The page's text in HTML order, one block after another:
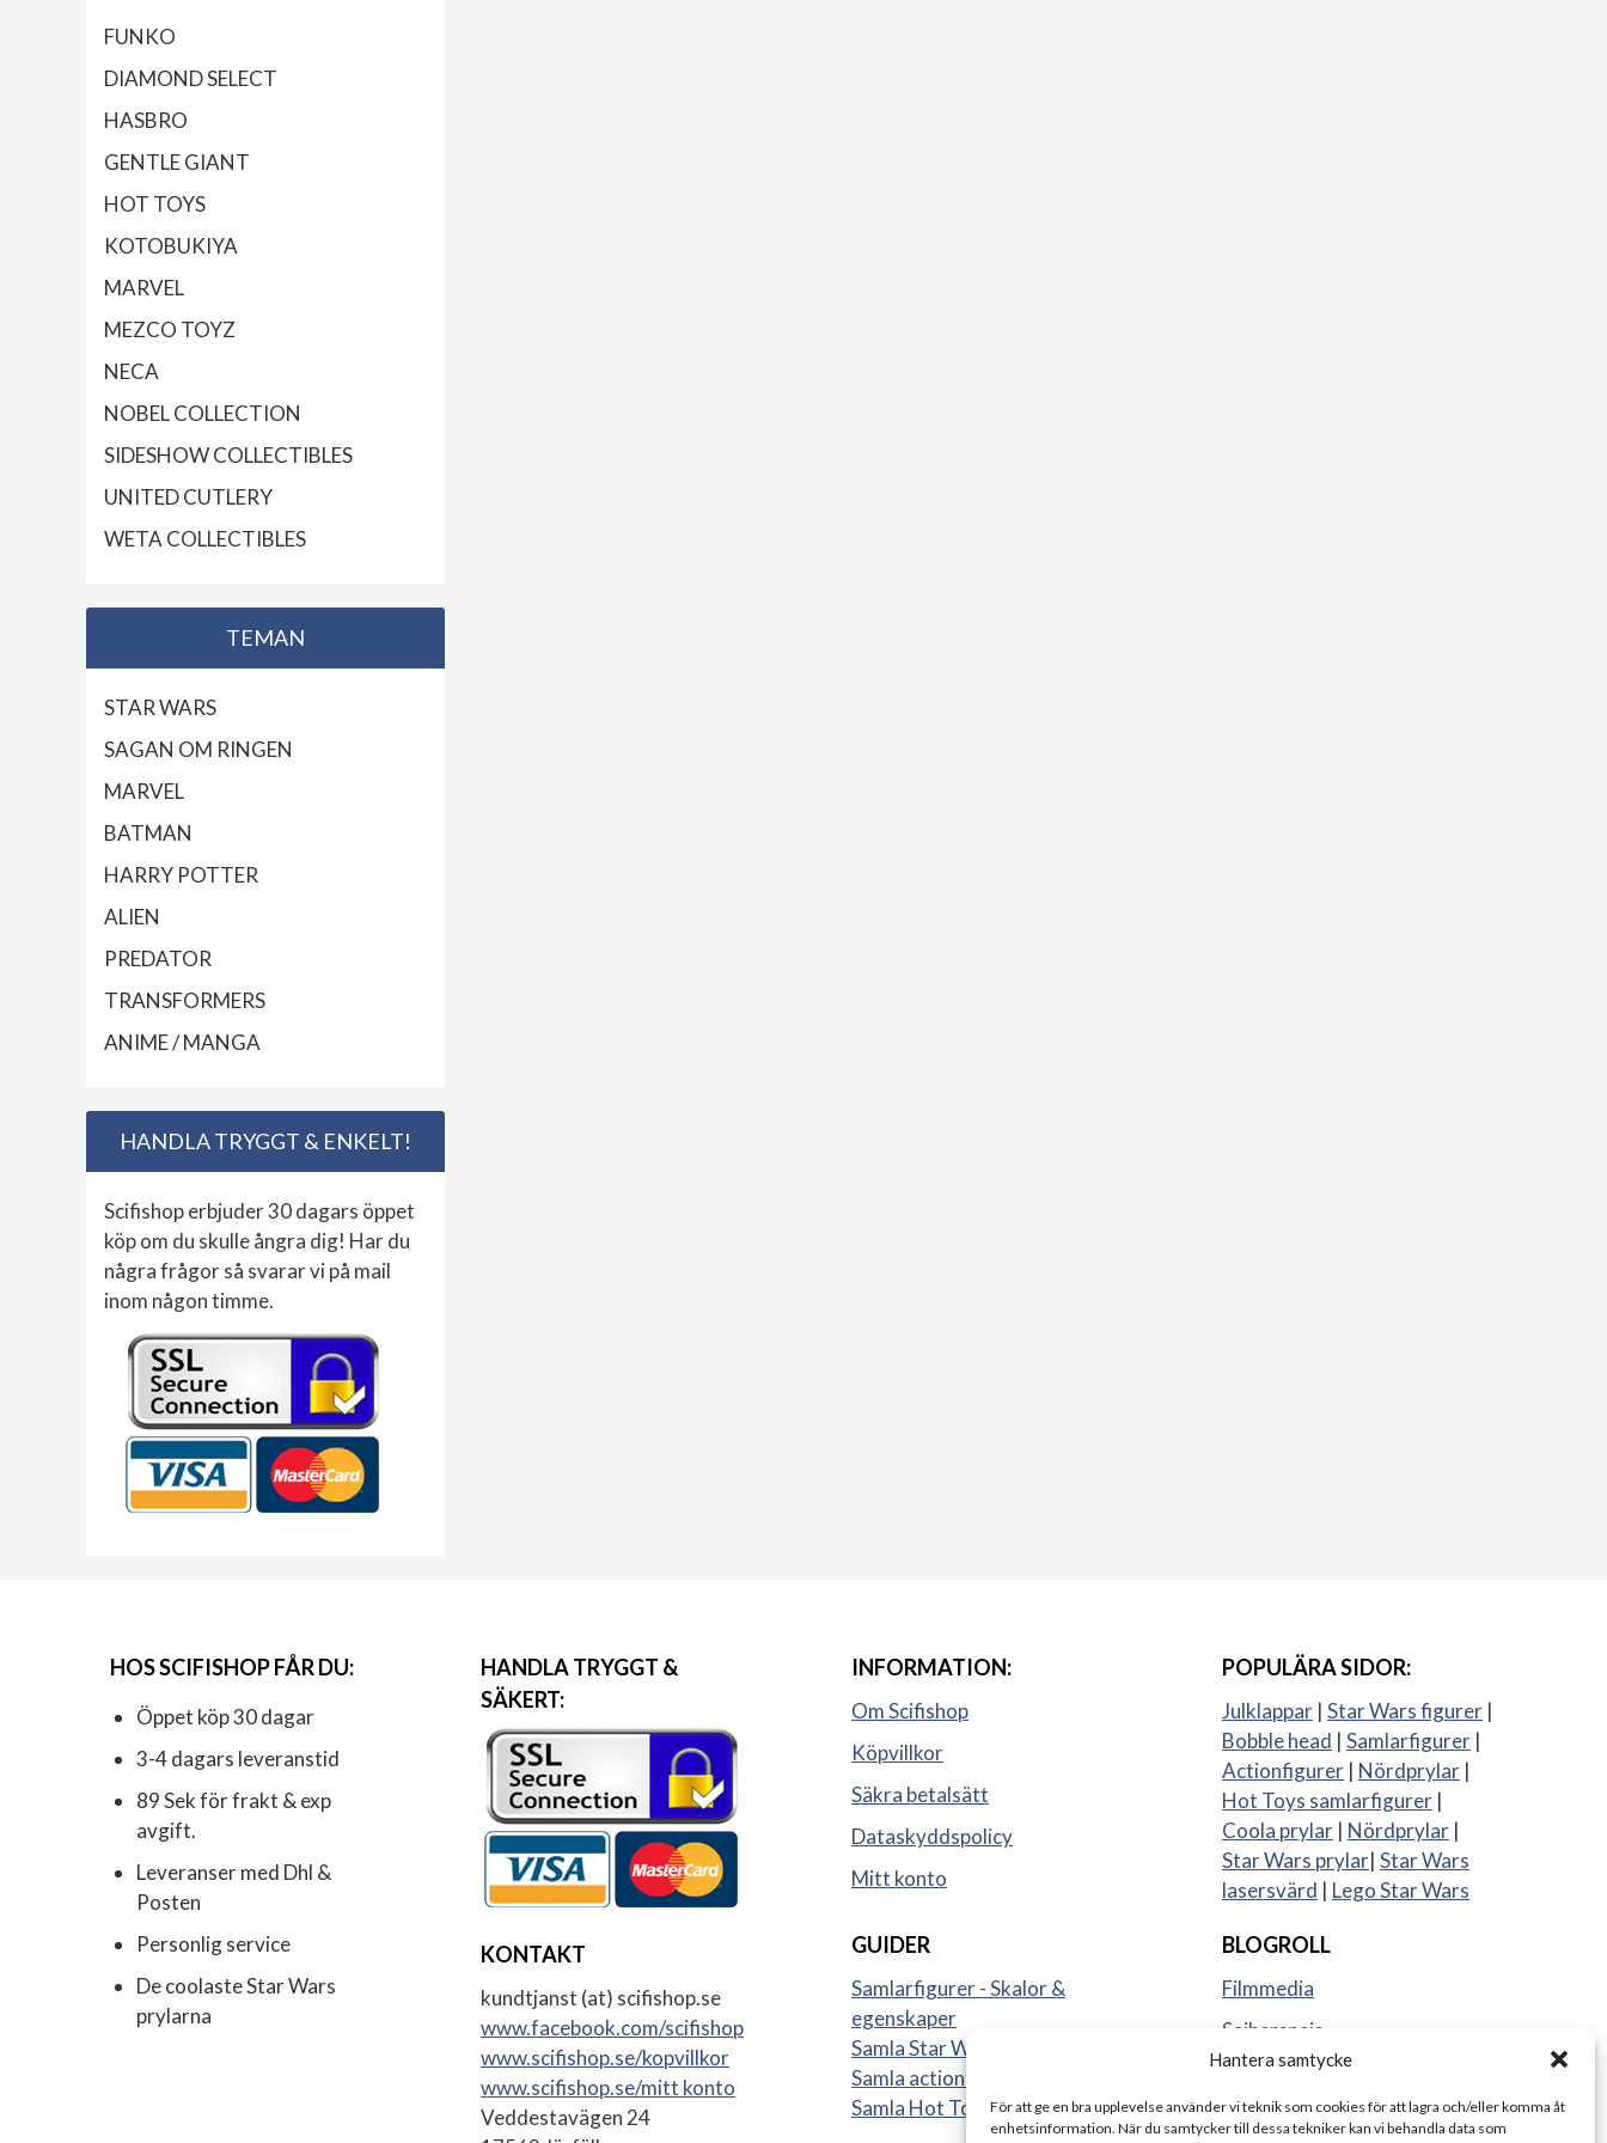
Hantera samtycke
För att ge en bra upplevelse använder vi teknik som cookies för att lagra och/eller komma åt
enhetsinformation. När du samtycker till dessa tekniker kan vi behandla data som
FUNKO
DIAMOND SELECT
HASBRO
GENTLE GIANT
HOT TOYS
KOTOBUKIYA
MARVEL
MEZCO TOYZ
NECA
NOBEL COLLECTION
SIDESHOW COLLECTIBLES
UNITED CUTLERY
WETA COLLECTIBLES
TEMAN
STAR WARS
SAGAN OM RINGEN
MARVEL
BATMAN
HARRY POTTER
ALIEN
PREDATOR
TRANSFORMERS
ANIME / MANGA
HANDLA TRYGGT & ENKELT!
Scifishop erbjuder 30 dagars öppet
köp om du skulle ångra dig! Har du
några frågor så svarar vi på mail
inom någon timme.
HOS SCIFISHOP FÅR DU:
Öppet köp 30 dagar
3-4 dagars leveranstid
89 Sek för frakt & exp
avgift.
Leveranser med Dhl &
Posten
Personlig service
De coolaste Star Wars
prylarna
HANDLA TRYGGT &
SÄKERT:
KONTAKT
kundtjanst (at) scifishop.se
www.facebook.com/scifishop
www.scifishop.se/kopvillkor
www.scifishop.se/mitt konto
Veddestavägen 24
INFORMATION:
Om Scifishop
Köpvillkor
Säkra betalsätt
Dataskyddspolicy
Mitt konto
GUIDER
Samlarfigurer - Skalor &
egenskaper
Samla Star Wars figurer
Samla actionfigurer
Samla Hot Toys
POPULÄRA SIDOR:
Julklappar | Star Wars figurer |
Bobble head | Samlarfigurer |
Actionfigurer | Nördprylar |
Hot Toys samlarfigurer |
Coola prylar | Nördprylar |
Star Wars prylar| Star Wars
lasersvärd | Lego Star Wars
BLOGROLL
Filmmedia
Sajberspejs
Strange things